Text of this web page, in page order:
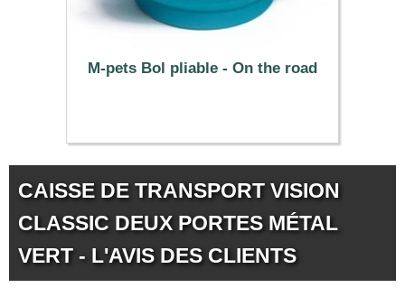
M-pets Bol pliable - On the road
10.99 €
CAISSE DE TRANSPORT VISION
CLASSIC DEUX PORTES MÉTAL
VERT - L'AVIS DES CLIENTS